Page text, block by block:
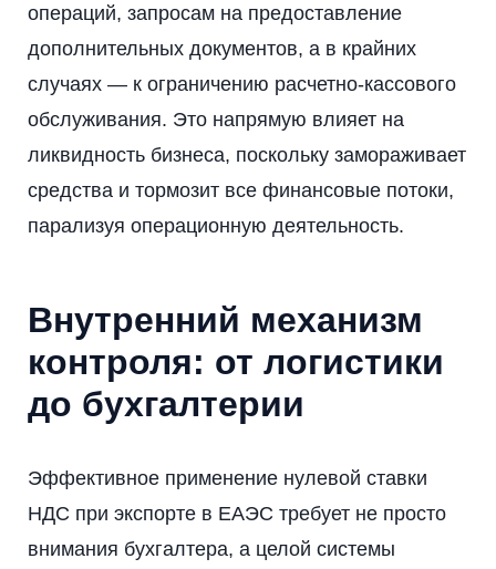
операций, запросам на предоставление
дополнительных документов, а в крайних
случаях — к ограничению расчетно-кассового
обслуживания. Это напрямую влияет на
ликвидность бизнеса, поскольку замораживает
средства и тормозит все финансовые потоки,
парализуя операционную деятельность.
Внутренний механизм
контроля: от логистики
до бухгалтерии
Эффективное применение нулевой ставки
НДС при экспорте в ЕАЭС требует не просто
внимания бухгалтера, а целой системы